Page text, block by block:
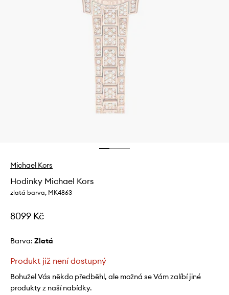
Michael Kors
Hodinky Michael Kors
zlatá barva, MK4863
8099 Kč
Barva: zlatá
Produkt již není dostupný
Bohužel Vás někdo předběhl, ale možná se Vám zalíbí jiné
produkty z naší nabídky.